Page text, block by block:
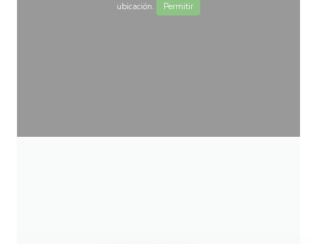
ubicación.
Permitir